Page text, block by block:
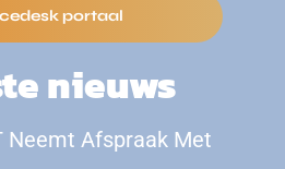
portaal
nieuws
Neemt Afspraak Met